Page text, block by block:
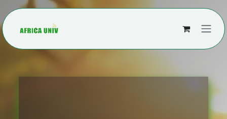
Se rendre au contenu